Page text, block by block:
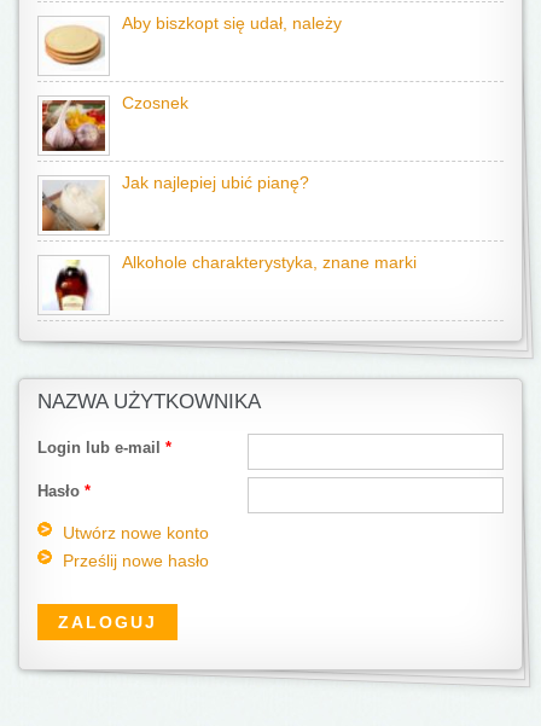
Aby biszkopt się udał, należy
Czosnek
Jak najlepiej ubić pianę?
Alkohole charakterystyka, znane marki
NAZWA UŻYTKOWNIKA
Login lub e-mail *
Hasło *
Utwórz nowe konto
Prześlij nowe hasło